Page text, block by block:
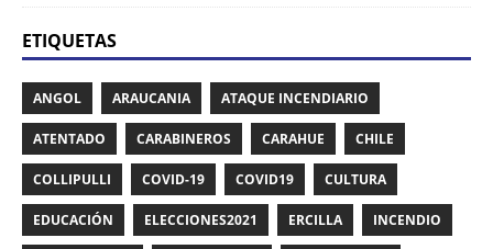
ETIQUETAS
ANGOL ARAUCANIA ATAQUE INCENDIARIO
ATENTADO CARABINEROS CARAHUE CHILE
COLLIPULLI COVID-19 COVID19 CULTURA
EDUCACIÓN ELECCIONES2021 ERCILLA INCENDIO